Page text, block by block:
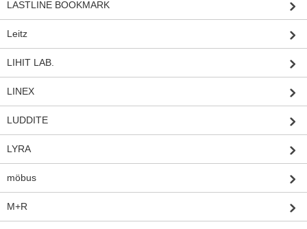
LASTLINE BOOKMARK
Leitz
LIHIT LAB.
LINEX
LUDDITE
LYRA
möbus
M+R